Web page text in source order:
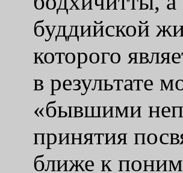
буддийской
которого
в результате
«бывшими
принятия
ближе к